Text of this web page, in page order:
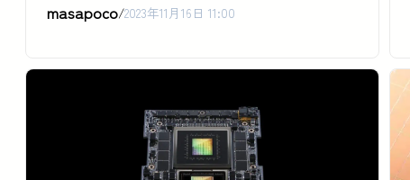
masapoco/2023年11月16日 11:00